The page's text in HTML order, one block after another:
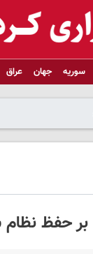
سوریه جهان عراق
بر حفظ